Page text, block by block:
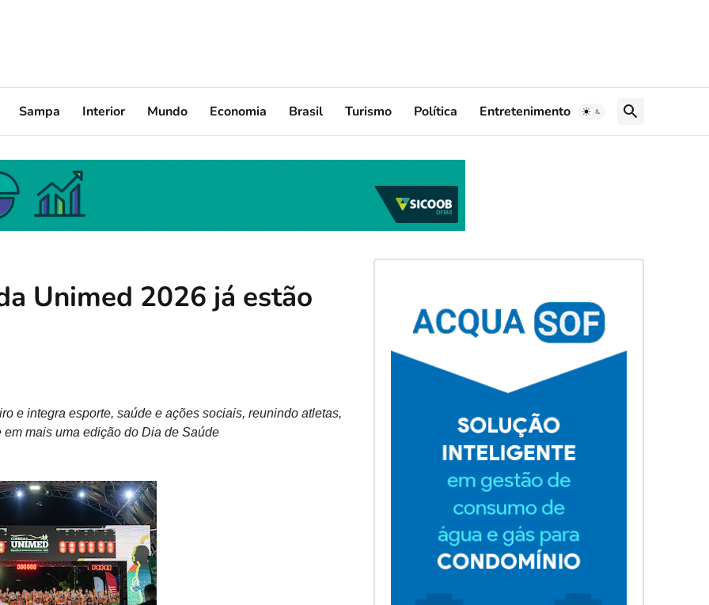
Sampa Interior Mundo Economia Brasil Turismo Política Entretenimento
Unimed 2026 já estão
e integra esporte, saúde e ações sociais, reunindo atletas,
mais uma edição do Dia de Saúde